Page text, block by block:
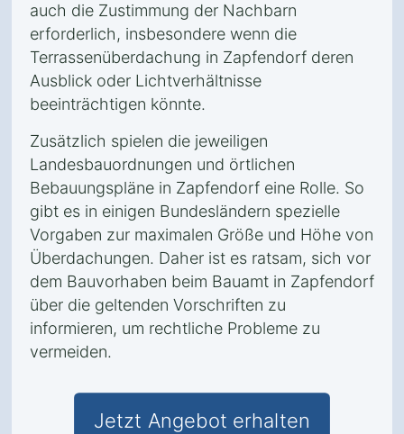
auch die Zustimmung der Nachbarn
erforderlich, insbesondere wenn die
Terrassenüberdachung in Zapfendorf deren
Ausblick oder Lichtverhältnisse
beeinträchtigen könnte.
Zusätzlich spielen die jeweiligen
Landesbauordnungen und örtlichen
Bebauungspläne in Zapfendorf eine Rolle. So
gibt es in einigen Bundesländern spezielle
Vorgaben zur maximalen Größe und Höhe von
Überdachungen. Daher ist es ratsam, sich vor
dem Bauvorhaben beim Bauamt in Zapfendorf
über die geltenden Vorschriften zu
informieren, um rechtliche Probleme zu
vermeiden.
Jetzt Angebot erhalten